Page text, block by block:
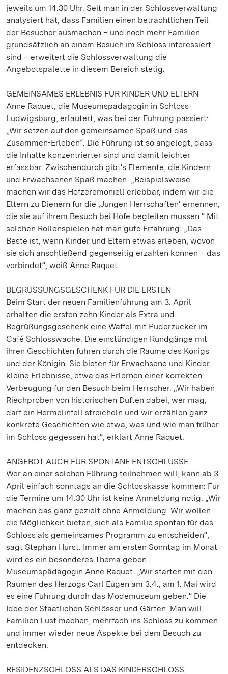
jeweils um 14.30 Uhr. Seit man in der Schlossverwaltung
analysiert hat, dass Familien einen beträchtlichen Teil
der Besucher ausmachen – und noch mehr Familien
grundsätzlich an einem Besuch im Schloss interessiert
sind – erweitert die Schlossverwaltung die
Angebotspalette in diesem Bereich stetig.
GEMEINSAMES ERLEBNIS FÜR KINDER UND ELTERN
Anne Raquet, die Museumspädagogin in Schloss
Ludwigsburg, erläutert, was bei der Führung passiert:
„Wir setzen auf den gemeinsamen Spaß und das
Zusammen-Erleben“. Die Führung ist so angelegt, dass
die Inhalte konzentrierter sind und damit leichter
erfassbar. Zwischendurch gibt's Elemente, die Kindern
und Erwachsenen Spaß machen. „Beispielsweise
machen wir das Hofzeremoniell erlebbar, indem wir die
Eltern zu Dienern für die ‚Jungen Herrschaften‘ ernennen,
die sie auf ihrem Besuch bei Hofe begleiten müssen.“ Mit
solchen Rollenspielen hat man gute Erfahrung: „Das
Beste ist, wenn Kinder und Eltern etwas erleben, wovon
sie sich anschließend gegenseitig erzählen können – das
verbindet“, weiß Anne Raquet.
BEGRÜSSUNGSGESCHENK FÜR DIE ERSTEN
Beim Start der neuen Familienführung am 3. April
erhalten die ersten zehn Kinder als Extra und
Begrüßungsgeschenk eine Waffel mit Puderzucker im
Café Schlosswache. Die einstündigen Rundgänge mit
ihren Geschichten führen durch die Räume des Königs
und der Königin. Sie bieten für Erwachsene und Kinder
kleine Erlebnisse, etwa das Erlernen einer korrekten
Verbeugung für den Besuch beim Herrscher. „Wir haben
Riechproben von historischen Düften dabei, wer mag,
darf ein Hermelinfell streicheln und wir erzählen ganz
konkrete Geschichten wie etwa, was und wie man früher
im Schloss gegessen hat“, erklärt Anne Raquet.
ANGEBOT AUCH FÜR SPONTANE ENTSCHLÜSSE
Wer an einer solchen Führung teilnehmen will, kann ab 3.
April einfach sonntags an die Schlosskasse kommen: Für
die Termine um 14.30 Uhr ist keine Anmeldung nötig. „Wir
machen das ganz gezielt ohne Anmeldung: Wir wollen
die Möglichkeit bieten, sich als Familie spontan für das
Schloss als gemeinsames Programm zu entscheiden“,
sagt Stephan Hurst. Immer am ersten Sonntag im Monat
wird es ein besonderes Thema geben.
Museumspädagogin Anne Raquet: „Wir starten mit den
Räumen des Herzogs Carl Eugen am 3.4., am 1. Mai wird
es eine Führung durch das Modemuseum geben.“ Die
Idee der Staatlichen Schlösser und Gärten: Man will
Familien Lust machen, mehrfach ins Schloss zu kommen
und immer wieder neue Aspekte bei dem Besuch zu
entdecken.
RESIDENZSCHLOSS ALS DAS KINDERSCHLOSS